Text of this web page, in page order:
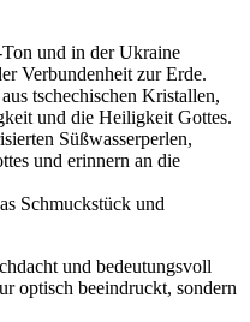
und in der Ukraine
Verbundenheit zur Erde.
tschechischen Kristallen,
und die Heiligkeit Gottes.
Süßwasserperlen,
und erinnern an die
Schmuckstück und
und bedeutungsvoll
optisch beeindruckt, sondern